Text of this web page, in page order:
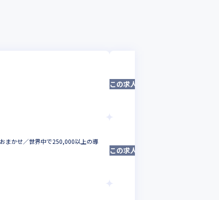
まかせ／世界中で250,000以上の導
この求人は募集終了しました
この求人は募集終了しました